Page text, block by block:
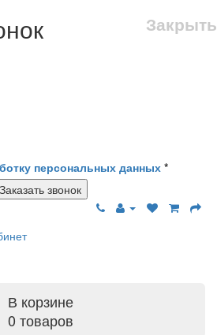
Закрыть
персональных данных *
Заказать звонок
В корзине
0 товаров